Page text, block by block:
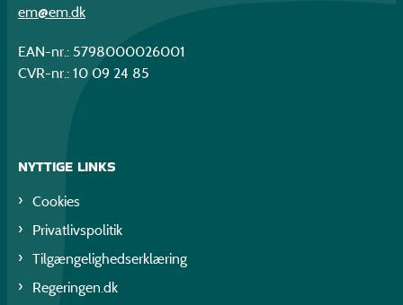
em@em.dk
EAN-nr.: 5798000026001
CVR-nr.: 10 09 24 85
NYTTIGE LINKS
Cookies
Privatlivspolitik
Tilgængelighedserklæring
Regeringen.dk